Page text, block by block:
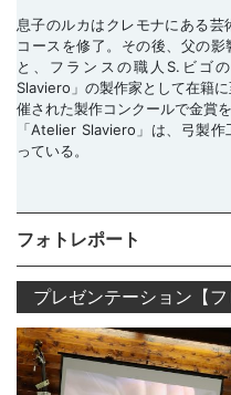
息子のルカはクレモナにある
コースを修了。その後、父の
と、フランスの職人S.ビゴ
Slaviero」の製作家として在籍
催された製作コンクールで金賞
「Atelier Slaviero」は、弓製
っている。
フォトレポート
プレゼンテーション【フ